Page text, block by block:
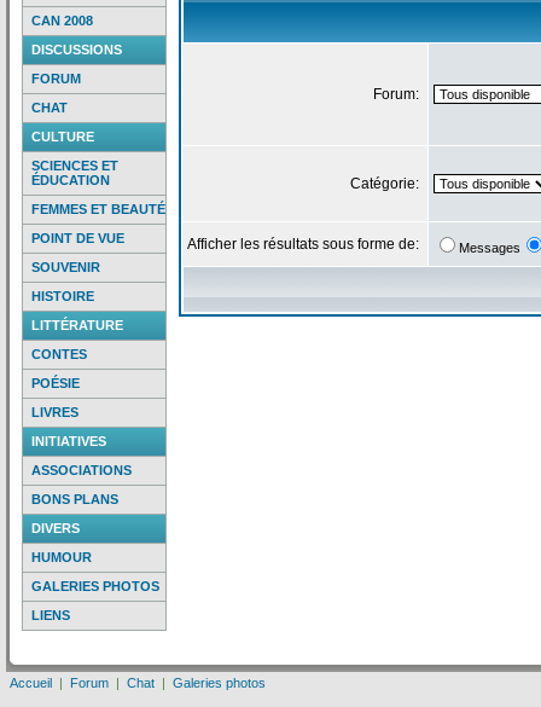
CAN 2008
DISCUSSIONS
FORUM
CHAT
CULTURE
SCIENCES ET
ÉDUCATION
FEMMES ET BEAUTÉ
POINT DE VUE
SOUVENIR
HISTOIRE
LITTÉRATURE
CONTES
POÉSIE
LIVRES
INITIATIVES
ASSOCIATIONS
BONS PLANS
DIVERS
HUMOUR
GALERIES PHOTOS
LIENS
Forum:
Catégorie:
Afficher les résultats sous forme de: Messages
Accueil | Forum | Chat | Galeries photos